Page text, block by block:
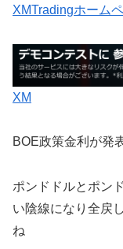
XMTradingホーム
XM
BOE政策金利が発
ポンドドルとポン
い陰線になり全戻
ね